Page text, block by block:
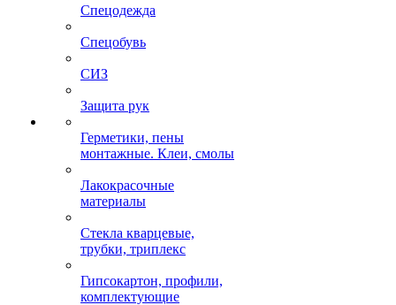
Спецодежда
Спецобувь
СИЗ
Защита рук
Герметики, пены
монтажные. Клеи, смолы
Лакокрасочные
материалы
Стекла кварцевые,
трубки, триплекс
Гипсокартон, профили,
комплектующие